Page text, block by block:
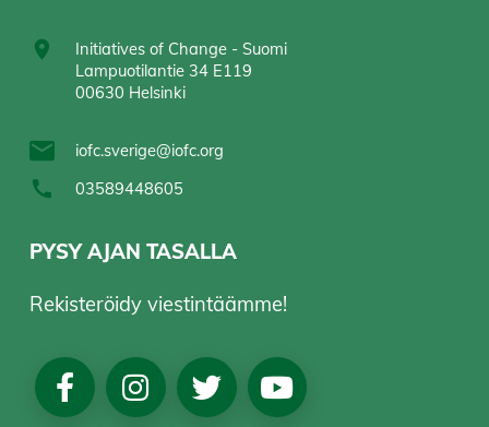
Initiatives of Change - Suomi
Lampuotilantie 34 E119
00630 Helsinki
iofc.sverige@iofc.org
03589448605
PYSY AJAN TASALLA
Rekisteröidy viestintäämme!
Social
Media